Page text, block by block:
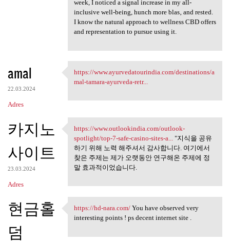
week, I noticed a signal increase in my all-
inclusive well-being, hunch more blas‚ and rested.
I know the natural approach to wellness CBD offers
and representation to pursue using it.
amal
22.03.2024
Adres
https://www.ayurvedatourindia
https://www.ayurvedatourindia.com/destinations/a
mal-tamara-ayurveda-retr...
카지노
사이트
23.03.2024
Adres
https://www.outlookindia.com
https://www.outlookindia.com/outlook-
spotlight/top-7-safe-casino-sites-a...
"지식을 공유
하기 위해 노력 해주셔서 감사합니다. 여기에서
찾은 주제는 제가 오랫동안 연구해온 주제에 정
말 효과적이었습니다.
현금홀
덤
https://hd-nara.com/ You have
https://hd-nara.com/You have observed very
interesting points ! ps decent internet site .